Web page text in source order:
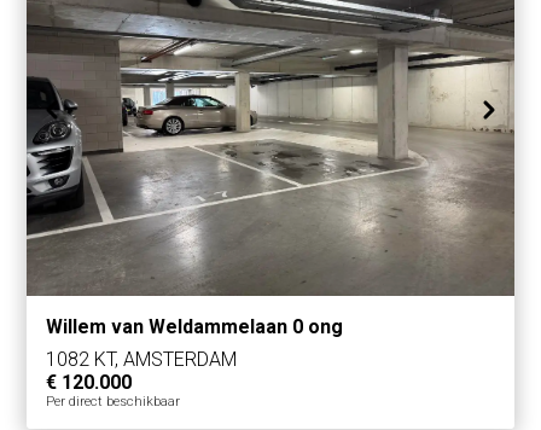
Willem van Weldammelaan 0 ong
1082 KT, AMSTERDAM
€ 120.000
Per direct beschikbaar